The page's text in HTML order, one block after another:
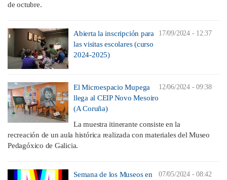
de octubre.
17/09/2024 - 12:37
Abierta la inscripción para
las visitas escolares (curso
2024-2025)
12/06/2024 - 09:38
El Microespacio Mupega
llega al CEIP Novo Mesoiro
(A Coruña)
La muestra itinerante consiste en la
recreación de un aula histórica realizada con materiales del Museo
Pedagóxico de Galicia.
07/05/2024 - 08:42
Semana de los Museos en